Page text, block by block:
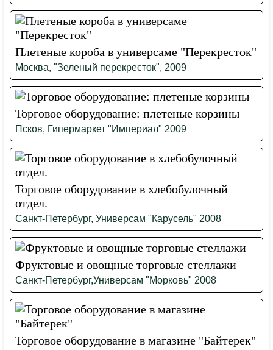
Плетеные короба в универсаме "Перекресток"
Москва, "Зеленый перекресток", 2009
Торговое оборудование: плетеные корзины
Псков, Гипермаркет "Империал" 2009
Торговое оборудование в хлебобулочный
отдел.
Санкт-Петербург, Универсам "Карусель" 2008
Фруктовые и овощные торговые стеллажи
Санкт-Петербург,Универсам "Морковь" 2008
Торговое оборудование в магазине "Байтерек"